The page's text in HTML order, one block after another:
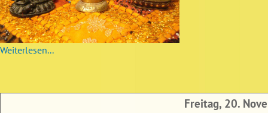
Weiterlesen...
Freitag, 20.